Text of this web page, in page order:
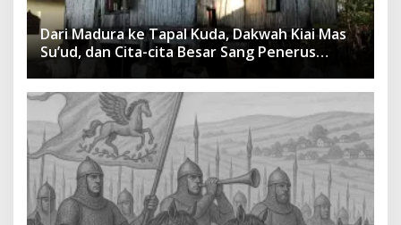
Dari Madura ke Tapal Kuda, Dakwah Kiai Mas
Su’ud, dan Cita-cita Besar Sang Penerus
Menusantara dan Mendunia